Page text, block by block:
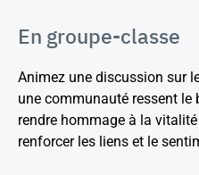
En groupe-classe
Animez une discussion sur
une communauté ressent le
rendre hommage à la
renforcer les liens et le